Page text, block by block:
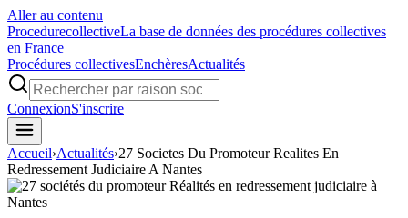
Aller au contenu
ProcedurecollectiveLa base de données des procédures collectives
en France
Procédures collectivesEnchèresActualités
ConnexionS'inscrire
Accueil›Actualités›27 Societes Du Promoteur Realites En
Redressement Judiciaire A Nantes